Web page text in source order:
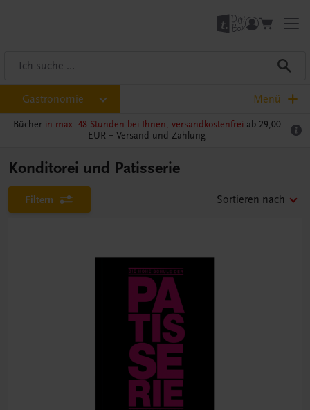
Gastronomie Menü
Bücher in max. 48 Stunden bei Ihnen, versandkostenfrei ab 29,00
EUR – Versand und Zahlung
Konditorei und Patisserie
Filtern Sortieren nach